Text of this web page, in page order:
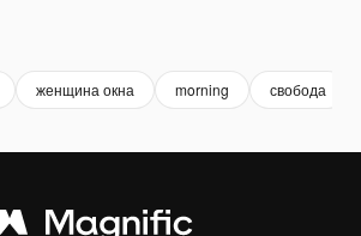
женщина окна morning свобода